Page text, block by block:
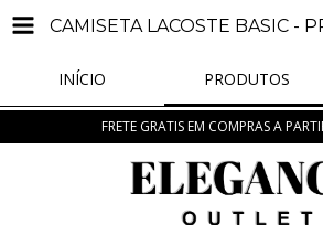
CAMISETA LACOSTE BASIC -
INÍCIO PRODUTOS
FRETE GRATIS EM COMPRAS A